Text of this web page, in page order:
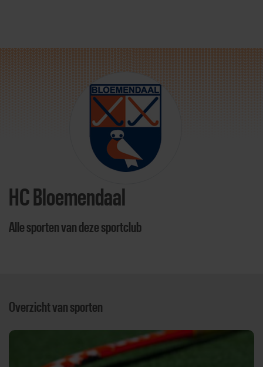
Direct door naar content
HC Bloemendaal
Alle sporten van deze sportclub
Overzicht van sporten